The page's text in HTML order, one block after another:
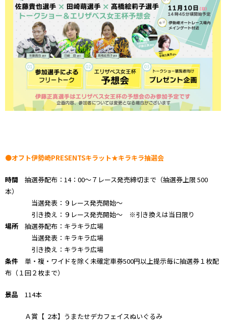
●オフト伊勢崎PRESENTSキラット★キラキラ抽選会
時間 抽選券配布：14：00～７レース発売締切まで（抽選券上限 500
本）
当選発表：９レース発売開始～
引き換え：９レース発売開始～ ※引き換えは当日限り
場所抽選券配布：キラキラ広場
当選発表：キラキラ広場
引き換え：キラキラ広場
条件 単・複・ワイドを除く未確定車券500円以上提示毎に抽選券１枚配
布（１回２枚まで）
景品 114本
Ａ賞【 2本】うまたせデカフェイスぬいぐるみ